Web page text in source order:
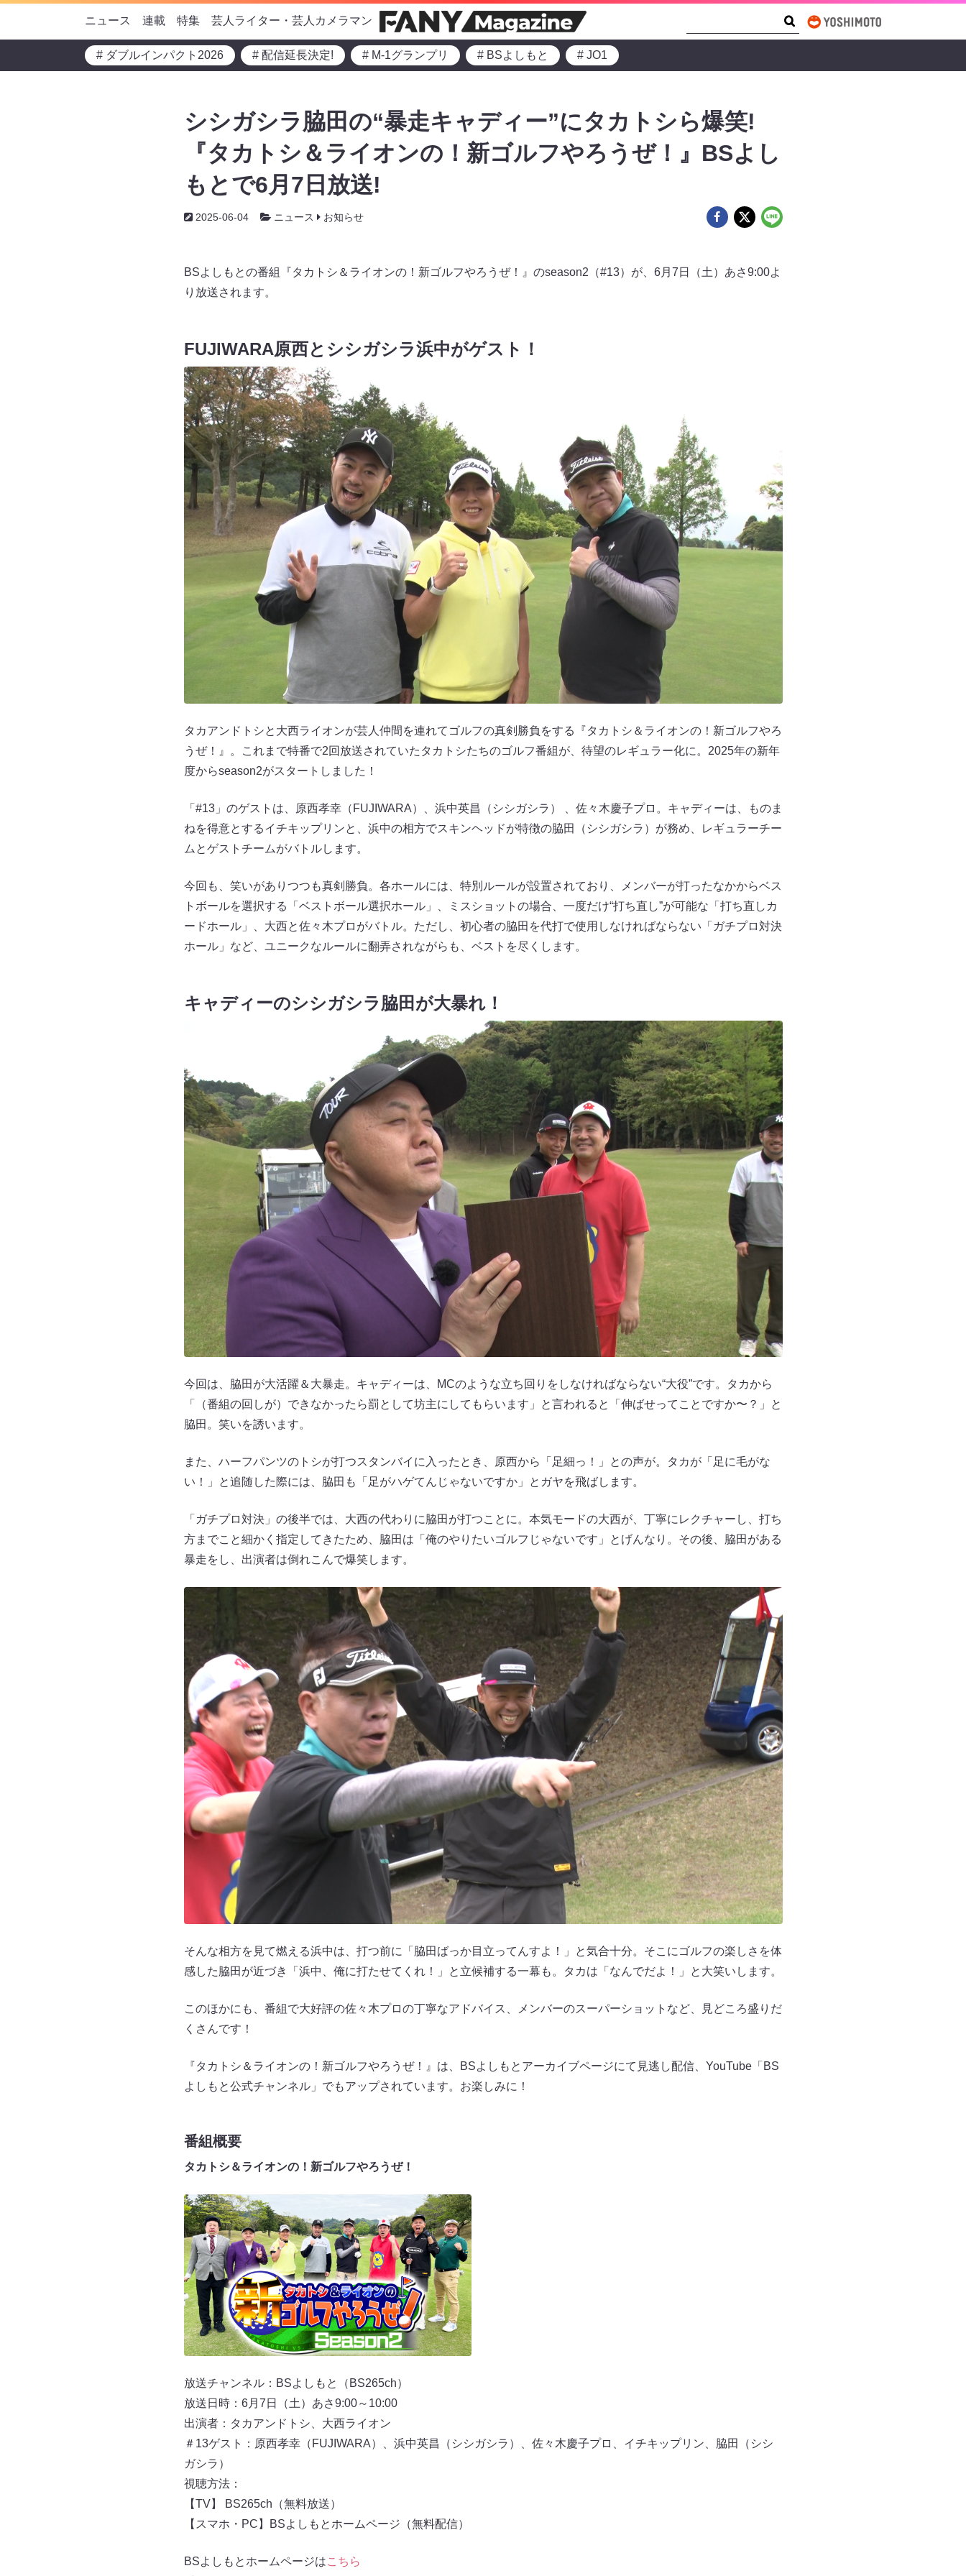
ニュース 連載 特集 芸人ライター・芸人カメラマン
# ダブルインパクト2026 # 配信延長決定! # M-1グランプリ # BSよしもと # JO1
シシガシラ脇田の“暴走キャディー”にタカトシら爆笑!
『タカトシ＆ライオンの！新ゴルフやろうぜ！』BSよし
もとで6月7日放送!
2025-06-04 ニュース お知らせ
BSよしもとの番組『タカトシ＆ライオンの！新ゴルフやろうぜ！』のseason2（#13）が、6月7日（土）あさ9:00よ
り放送されます。
FUJIWARA原西とシシガシラ浜中がゲスト！
タカアンドトシと大西ライオンが芸人仲間を連れてゴルフの真剣勝負をする『タカトシ＆ライオンの！新ゴルフやろ
うぜ！』。これまで特番で2回放送されていたタカトシたちのゴルフ番組が、待望のレギュラー化に。2025年の新年
度からseason2がスタートしました！
「#13」のゲストは、原西孝幸（FUJIWARA）、浜中英昌（シシガシラ） 、佐々木慶子プロ。キャディーは、ものま
ねを得意とするイチキップリンと、浜中の相方でスキンヘッドが特徴の脇田（シシガシラ）が務め、レギュラーチー
ムとゲストチームがバトルします。
今回も、笑いがありつつも真剣勝負。各ホールには、特別ルールが設置されており、メンバーが打ったなかからベス
トボールを選択する「ベストボール選択ホール」、ミスショットの場合、一度だけ“打ち直し”が可能な「打ち直しカ
ードホール」、大西と佐々木プロがバトル。ただし、初心者の脇田を代打で使用しなければならない「ガチプロ対決
ホール」など、ユニークなルールに翻弄されながらも、ベストを尽くします。
キャディーのシシガシラ脇田が大暴れ！
今回は、脇田が大活躍＆大暴走。キャディーは、MCのような立ち回りをしなければならない“大役”です。タカから
「（番組の回しが）できなかったら罰として坊主にしてもらいます」と言われると「伸ばせってことですか〜？」と
脇田。笑いを誘います。
また、ハーフパンツのトシが打つスタンバイに入ったとき、原西から「足細っ！」との声が。タカが「足に毛がな
い！」と追随した際には、脇田も「足がハゲてんじゃないですか」とガヤを飛ばします。
「ガチプロ対決」の後半では、大西の代わりに脇田が打つことに。本気モードの大西が、丁寧にレクチャーし、打ち
方までこと細かく指定してきたため、脇田は「俺のやりたいゴルフじゃないです」とげんなり。その後、脇田がある
暴走をし、出演者は倒れこんで爆笑します。
そんな相方を見て燃える浜中は、打つ前に「脇田ばっか目立ってんすよ！」と気合十分。そこにゴルフの楽しさを体
感した脇田が近づき「浜中、俺に打たせてくれ！」と立候補する一幕も。タカは「なんでだよ！」と大笑いします。
このほかにも、番組で大好評の佐々木プロの丁寧なアドバイス、メンバーのスーパーショットなど、見どころ盛りだ
くさんです！
『タカトシ＆ライオンの！新ゴルフやろうぜ！』は、BSよしもとアーカイブページにて見逃し配信、YouTube「BS
よしもと公式チャンネル」でもアップされています。お楽しみに！
番組概要
タカトシ＆ライオンの！新ゴルフやろうぜ！
放送チャンネル：BSよしもと（BS265ch）
放送日時：6月7日（土）あさ9:00～10:00
出演者：タカアンドトシ、大西ライオン
＃13ゲスト：原西孝幸（FUJIWARA）、浜中英昌（シシガシラ）、佐々木慶子プロ、イチキップリン、脇田（シシ
ガシラ）
視聴方法：
【TV】 BS265ch（無料放送）
【スマホ・PC】BSよしもとホームページ（無料配信）
BSよしもとホームページはこちら